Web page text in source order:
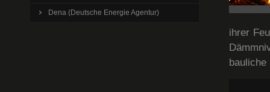
ihrer
bauliche
Dena (Deutsche Energie Agentur)